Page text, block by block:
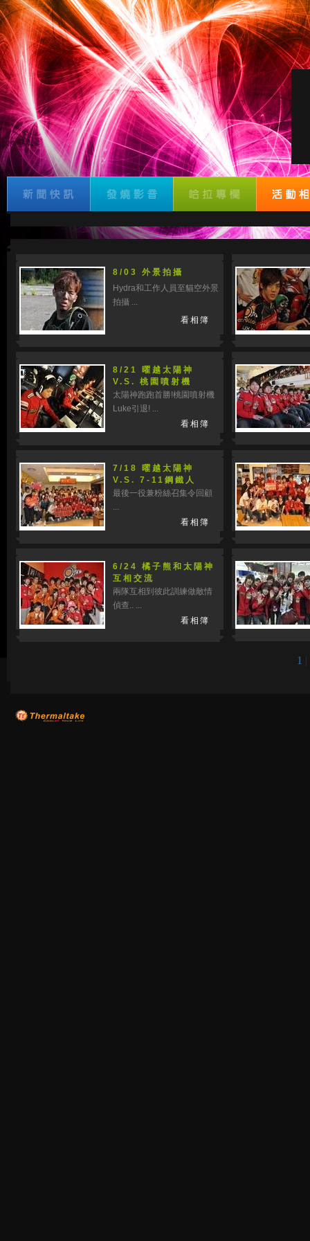
8/03 外景拍攝
Hydra和工作人員至貓空外景
拍攝 ...
看相簿
8/21 曜越太陽神
V.S. 桃園噴射機
太陽神跑跑首勝!桃園噴射機
Luke引退! ...
看相簿
7/18 曜越太陽神
V.S. 7-11鋼鐵人
最後一役兼粉絲召集令回顧
...
看相簿
6/24 橘子熊和太陽神
互相交流
兩隊互相到彼此訓練做敵情
偵查.. ...
看相簿
1